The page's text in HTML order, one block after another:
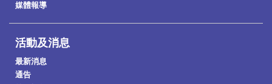
媒體報導
活動及消息
最新消息
通告